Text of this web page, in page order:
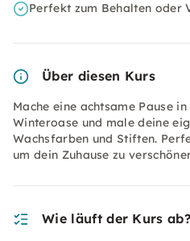
Perfekt zum Behalten oder
Über diesen Kurs
Mache eine achtsame Pause
Winteroase und male deine
Wachsfarben und Stiften.
um dein Zuhause zu
Wie läuft der Kurs ab?